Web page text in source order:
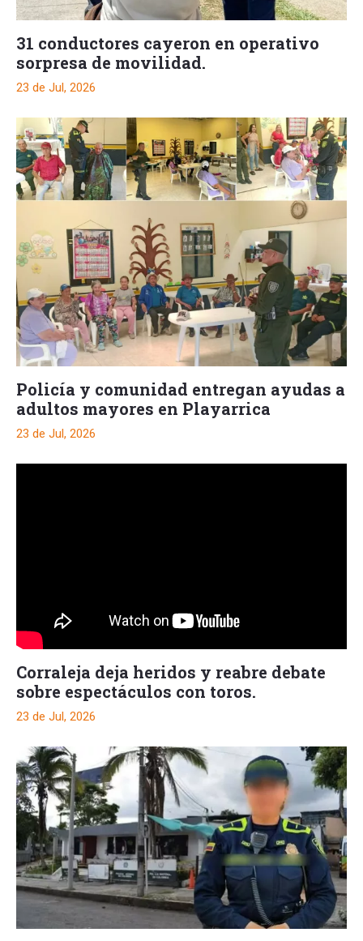
31 conductores cayeron en operativo
sorpresa de movilidad.
23 de Jul, 2026
Policía y comunidad entregan ayudas a
adultos mayores en Playarrica
23 de Jul, 2026
Corraleja deja heridos y reabre debate
sobre espectáculos con toros.
23 de Jul, 2026